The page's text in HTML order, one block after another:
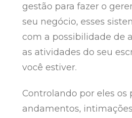
gestão para fazer o
seu negócio, esses
com a possibilidade de
as atividades do seu
você estiver.
Controlando por eles os
andamentos,